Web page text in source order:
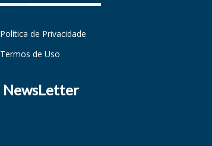
Política de Privacidade
Termos de Uso
NewsLetter